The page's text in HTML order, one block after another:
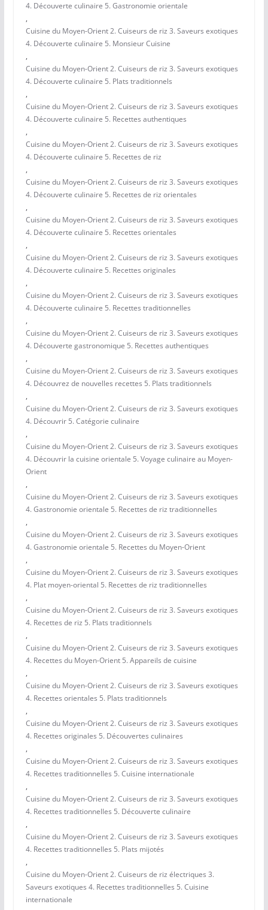
4. Découverte culinaire 5. Gastronomie orientale
,
Cuisine du Moyen-Orient 2. Cuiseurs de riz 3. Saveurs exotiques
4. Découverte culinaire 5. Monsieur Cuisine
,
Cuisine du Moyen-Orient 2. Cuiseurs de riz 3. Saveurs exotiques
4. Découverte culinaire 5. Plats traditionnels
,
Cuisine du Moyen-Orient 2. Cuiseurs de riz 3. Saveurs exotiques
4. Découverte culinaire 5. Recettes authentiques
,
Cuisine du Moyen-Orient 2. Cuiseurs de riz 3. Saveurs exotiques
4. Découverte culinaire 5. Recettes de riz
,
Cuisine du Moyen-Orient 2. Cuiseurs de riz 3. Saveurs exotiques
4. Découverte culinaire 5. Recettes de riz orientales
,
Cuisine du Moyen-Orient 2. Cuiseurs de riz 3. Saveurs exotiques
4. Découverte culinaire 5. Recettes orientales
,
Cuisine du Moyen-Orient 2. Cuiseurs de riz 3. Saveurs exotiques
4. Découverte culinaire 5. Recettes originales
,
Cuisine du Moyen-Orient 2. Cuiseurs de riz 3. Saveurs exotiques
4. Découverte culinaire 5. Recettes traditionnelles
,
Cuisine du Moyen-Orient 2. Cuiseurs de riz 3. Saveurs exotiques
4. Découverte gastronomique 5. Recettes authentiques
,
Cuisine du Moyen-Orient 2. Cuiseurs de riz 3. Saveurs exotiques
4. Découvrez de nouvelles recettes 5. Plats traditionnels
,
Cuisine du Moyen-Orient 2. Cuiseurs de riz 3. Saveurs exotiques
4. Découvrir 5. Catégorie culinaire
,
Cuisine du Moyen-Orient 2. Cuiseurs de riz 3. Saveurs exotiques
4. Découvrir la cuisine orientale 5. Voyage culinaire au Moyen-
Orient
,
Cuisine du Moyen-Orient 2. Cuiseurs de riz 3. Saveurs exotiques
4. Gastronomie orientale 5. Recettes de riz traditionnelles
,
Cuisine du Moyen-Orient 2. Cuiseurs de riz 3. Saveurs exotiques
4. Gastronomie orientale 5. Recettes du Moyen-Orient
,
Cuisine du Moyen-Orient 2. Cuiseurs de riz 3. Saveurs exotiques
4. Plat moyen-oriental 5. Recettes de riz traditionnelles
,
Cuisine du Moyen-Orient 2. Cuiseurs de riz 3. Saveurs exotiques
4. Recettes de riz 5. Plats traditionnels
,
Cuisine du Moyen-Orient 2. Cuiseurs de riz 3. Saveurs exotiques
4. Recettes du Moyen-Orient 5. Appareils de cuisine
,
Cuisine du Moyen-Orient 2. Cuiseurs de riz 3. Saveurs exotiques
4. Recettes orientales 5. Plats traditionnels
,
Cuisine du Moyen-Orient 2. Cuiseurs de riz 3. Saveurs exotiques
4. Recettes originales 5. Découvertes culinaires
,
Cuisine du Moyen-Orient 2. Cuiseurs de riz 3. Saveurs exotiques
4. Recettes traditionnelles 5. Cuisine internationale
,
Cuisine du Moyen-Orient 2. Cuiseurs de riz 3. Saveurs exotiques
4. Recettes traditionnelles 5. Découverte culinaire
,
Cuisine du Moyen-Orient 2. Cuiseurs de riz 3. Saveurs exotiques
4. Recettes traditionnelles 5. Plats mijotés
,
Cuisine du Moyen-Orient 2. Cuiseurs de riz électriques 3.
Saveurs exotiques 4. Recettes traditionnelles 5. Cuisine
internationale